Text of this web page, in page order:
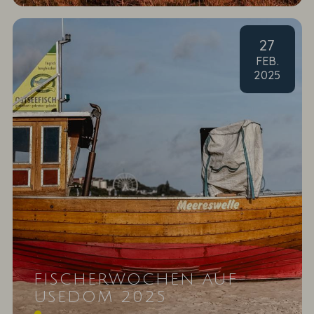
27
FEB.
2025
FISCHERWOCHEN AUF
USEDOM 2025